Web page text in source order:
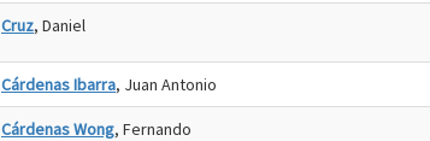
Cruz, Daniel
Cárdenas Ibarra, Juan Antonio
Cárdenas Wong, Fernando